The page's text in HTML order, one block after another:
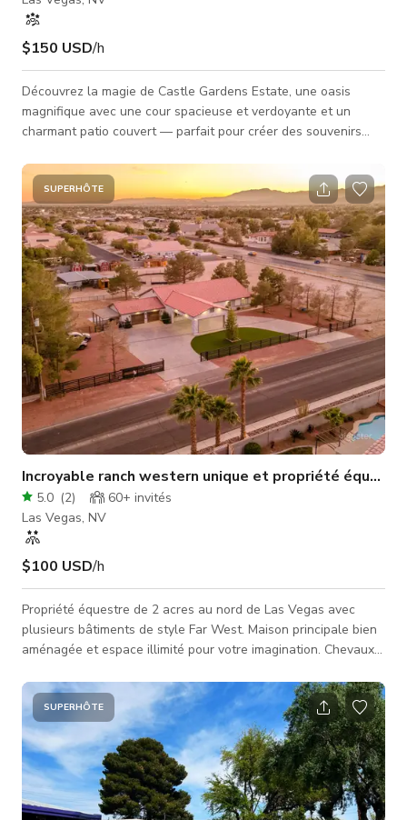
$150 USD/h
Découvrez la magie de Castle Gardens Estate, une oasis
magnifique avec une cour spacieuse et verdoyante et un
charmant patio couvert — parfait pour créer des souvenirs
un mariage, une réception ou une fête spéciale, notre décor
unique crée une atmosphère vraiment enchantée. Cet espace
remarquable est entièrement équipé d'un foyer confortable,
d'un château fantaisiste, d'une cuisine extérieure pour chef, et
bien plus e
SUPERHÔTE
Incroyable ranch western unique et propriété
5.0 (2) 60+ invités
Las Vegas, NV
$100 USD/h
Propriété équestre de 2 acres au nord de Las Vegas avec
plusieurs bâtiments de style Far West. Maison principale bien
aménagée et espace illimité pour votre imagination. Chevaux
votre prochaine réservation.
SUPERHÔTE